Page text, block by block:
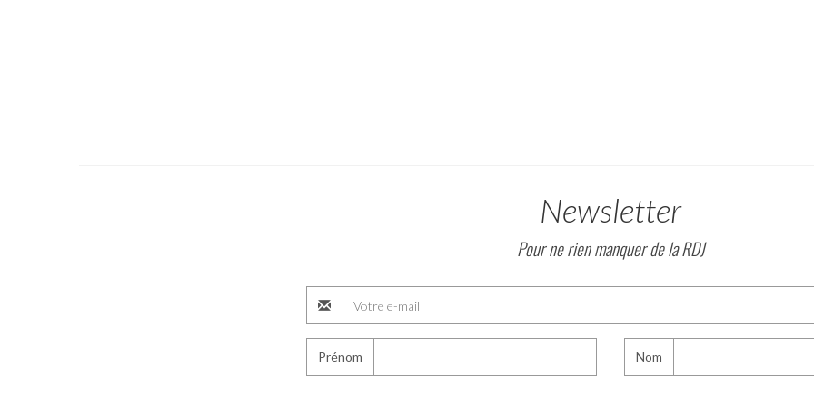
Newsletter
Pour ne rien manquer de la RDJ
Prénom Nom